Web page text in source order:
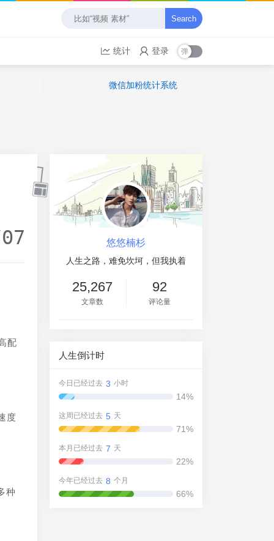
Search
统计 登录
微信加粉统计系统
配
度
种
悠悠楠杉
人生之路，难免坎坷，但我执着
25,267
文章数
92
评论量
人生倒计时
今日已经过去 3 小时
14%
这周已经过去 5 天
71%
本月已经过去 7 天
22%
今年已经过去 8 个月
66%